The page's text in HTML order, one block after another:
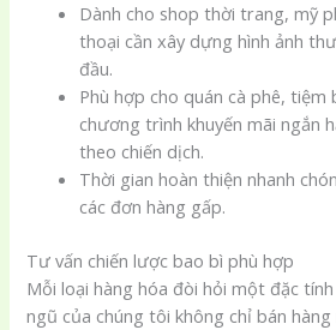
Dành cho shop thời trang, mỹ
thoại cần xây dựng hình ảnh
đầu.
Phù hợp cho quán cà phê, tiệm
chương trình khuyến mãi ngắn
theo chiến dịch.
Thời gian hoàn thiện nhanh
các đơn hàng gấp.
Tư vấn chiến lược bao bì phù hợp
Mỗi loại hàng hóa đòi hỏi một đặc
ngũ của chúng tôi không chỉ bán